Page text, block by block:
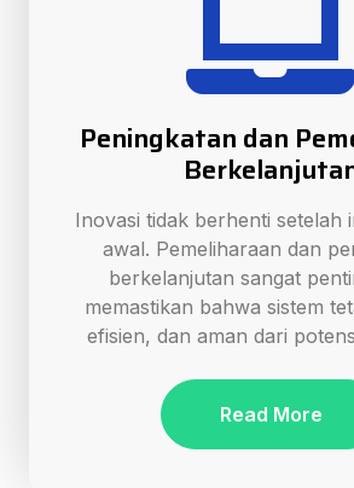
Peningkatan dan
Inovasi tidak berhenti setelah
awal. Pemeliharaan dan
berkelanjutan sangat
memastikan bahwa sistem
efisien, dan aman dari
Read More